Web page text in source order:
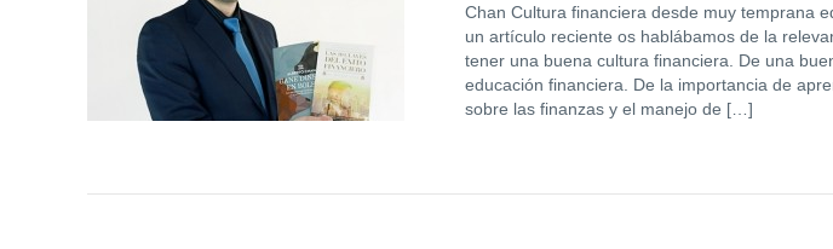
Chan Cultura financiera desde muy temprana
un artículo reciente os hablábamos de la
tener una buena cultura financiera. De una
educación financiera. De la importancia de
sobre las finanzas y el manejo de […]